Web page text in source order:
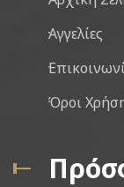
Αγγελίες
Όροι